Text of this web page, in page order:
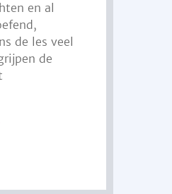
en al
de les veel
de